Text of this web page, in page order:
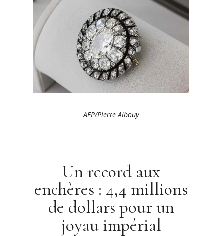
AFP/Pierre Albouy
Un record aux
enchères : 4,4 millions
de dollars pour un
joyau impérial